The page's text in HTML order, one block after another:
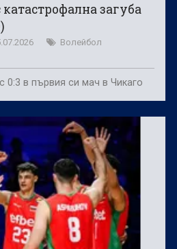
загуба
Волейбол
0:3 в първия си мач в Чикаго